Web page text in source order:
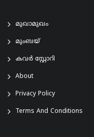
മുഖാമുഖം
മുംബയ്
കവർ സ്റ്റോറി
About
Privacy Policy
Terms And Conditions